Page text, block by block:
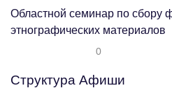
Областной семинар по сбору
этнографических материалов
0
Структура Афиши